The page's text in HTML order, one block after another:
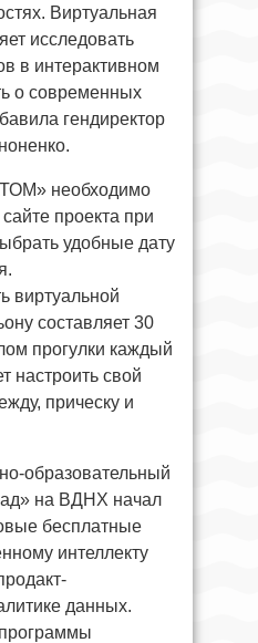
Виртуальная
исследовать
в интерактивном
о современных
гендиректор
необходимо
проекта при
удобные дату
виртуальной
составляет 30
прогулки каждый
настроить свой
прическу и
образовательный
на ВДНХ начал
бесплатные
интеллекту
данных.